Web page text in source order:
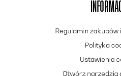
Regulamin
Polityka
Ustawienia
Otwórz narzędzia